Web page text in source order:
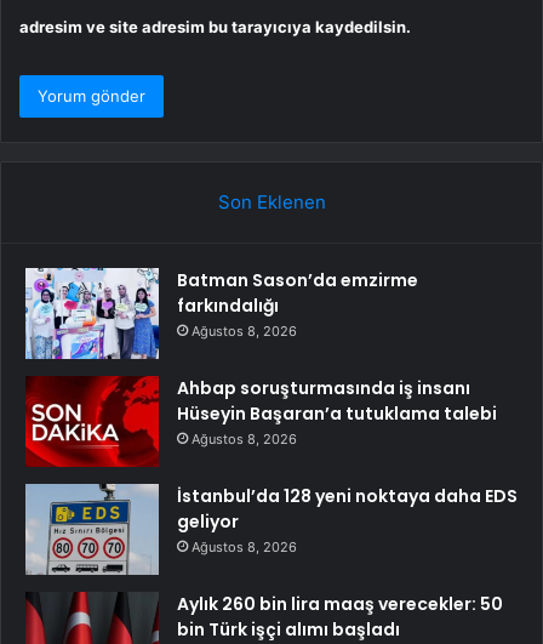
adresim ve site adresim bu tarayıcıya kaydedilsin.
Son Eklenen
Batman Sason’da emzirme
farkındalığı
Ağustos 8, 2026
Ahbap soruşturmasında iş insanı
Hüseyin Başaran’a tutuklama talebi
Ağustos 8, 2026
İstanbul’da 128 yeni noktaya daha EDS
geliyor
Ağustos 8, 2026
Aylık 260 bin lira maaş verecekler: 50
bin Türk işçi alımı başladı